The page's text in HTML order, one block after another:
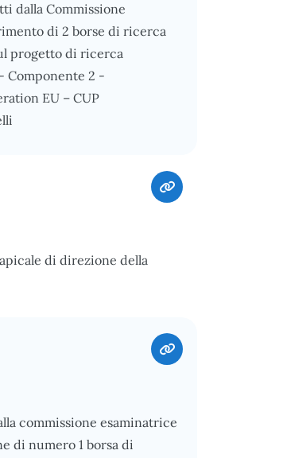
dalla Commissione
di 2 borse di ricerca
progetto di ricerca
Componente 2 -
EU – CUP
di direzione della
commissione esaminatrice
di numero 1 borsa di